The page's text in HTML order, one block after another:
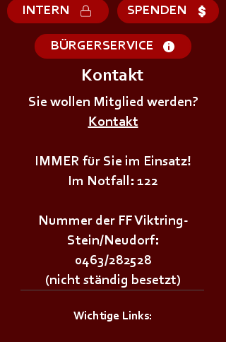
+++𝗗𝗜𝗘𝗡𝗦𝗧𝗔𝗚𝗦Ü𝗕𝗨𝗡𝗚+++
INTERN SPENDEN
BÜRGERSERVICE
Kontakt
Sie wollen Mitglied werden?
Kontakt
IMMER für Sie im Einsatz!
Im Notfall: 122
Nummer der FF Viktring-
Stein/Neudorf:
0463/282528
(nicht ständig besetzt)
Wichtige Links: